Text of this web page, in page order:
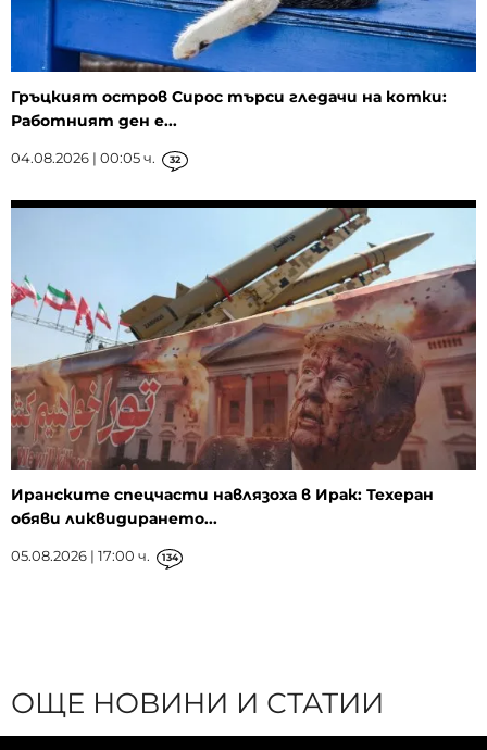
Гръцкият остров Сирос търси гледачи на котки:
Работният ден е...
04.08.2026 | 00:05 ч. 32
Иранските спецчасти навлязоха в Ирак: Техеран
обяви ликвидирането...
05.08.2026 | 17:00 ч. 134
ОЩЕ НОВИНИ И СТАТИИ